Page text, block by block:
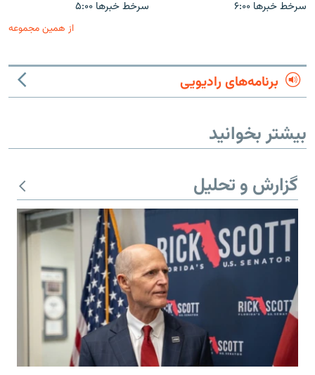
سرخط خبرها ۶:۰۰ سرخط خبرها ۵:۰۰
از همین مجموعه
برنامه‌های رادیویی
بیشتر بخوانید
گزارش و تحلیل